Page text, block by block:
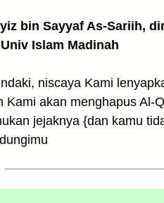
bin Sayyaf As-Sariih,
Islam Madinah
niscaya Kami
Kami akan menghapus Al-
jejaknya {dan kamu